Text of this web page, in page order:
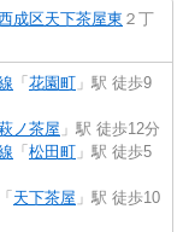
成区天下茶屋東 ２丁
「 花園町 」駅 徒歩9
ノ茶屋 」駅 徒歩12分
「 松田町 」駅 徒歩5
「 天下茶屋 」駅 徒歩10